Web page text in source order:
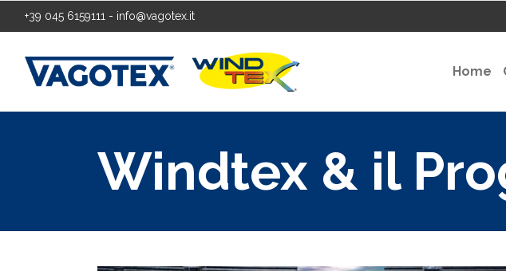
+39 045 6159111 - info@vagotex.it
Home
Windtex & il